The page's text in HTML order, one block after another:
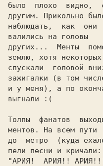
было  плохо  видно,
другим. Прикольно
наблюдать,  как  они
валились на головы
других...  Менты
землю, хотя некоторых
спускали  головой
зажигалки (в том
и у меня), а по
выгнали :(
Толпы  фанатов
ментов. На всем пути
до  метро  (куда
пели песни и кричали:
"АРИЯ!  АРИЯ!!